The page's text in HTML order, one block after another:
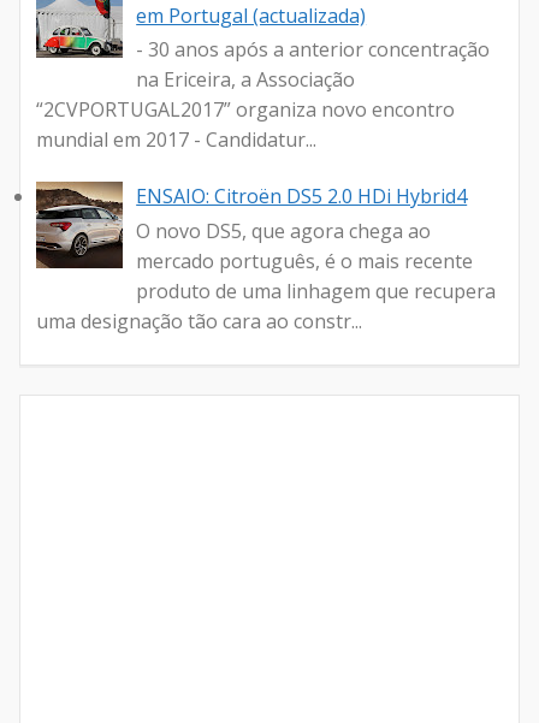
em Portugal (actualizada)
- 30 anos após a anterior concentração
na Ericeira, a Associação
“2CVPORTUGAL2017” organiza novo encontro
mundial em 2017 - Candidatur...
ENSAIO: Citroën DS5 2.0 HDi Hybrid4
O novo DS5, que agora chega ao
mercado português, é o mais recente
produto de uma linhagem que recupera
uma designação tão cara ao constr...